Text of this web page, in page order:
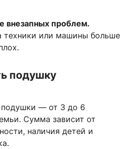
внезапных проблем.
техники или машины больше
подушку
— от 3 до 6
Сумма зависит от
наличия детей и